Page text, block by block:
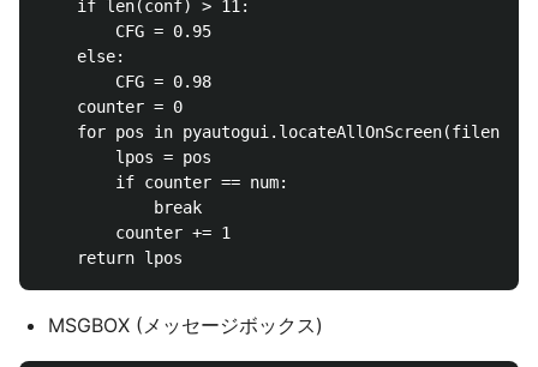
    if len(conf) > 11:
        CFG = 0.95
    else:
        CFG = 0.98
    counter = 0
for pos in
        lpos = pos
        if counter == num:
            break
        counter += 1
MSGBOX (メッセージボックス)